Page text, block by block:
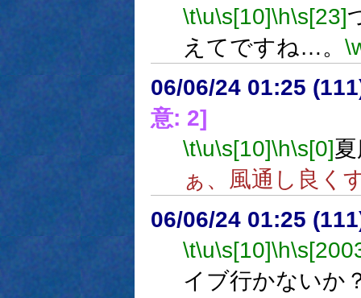
\t\u\s[10]\h\s[23]
えてですね…。
06/06/24 01:25
意: 2]
\t\u\s[10]\h\s[0]
ぁ、風通し良く
06/06/24 01:25
\t\u\s[10]\h
イブ行かないか